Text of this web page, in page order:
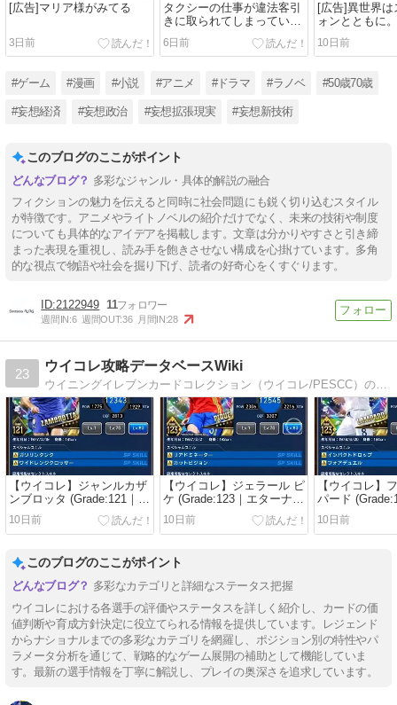
[広告]マリア様がみてる
3日前
タクシーの仕事が違法客引
きに取られてしまっている
ことに対する対策案
6日前
[広告]異世界は
ォンとともに。
10日前
#ゲーム #漫画 #小説 #アニメ #ドラマ #ラノベ #50歳70歳
#妄想経済 #妄想政治 #妄想拡張現実 #妄想新技術
このブログのここがポイント
多彩なジャンル・具体的解説の融合
フィクションの魅力を伝えると同時に社会問題にも鋭く切り込むスタイル
が特徴です。アニメやライトノベルの紹介だけでなく、未来の技術や制度
についても具体的なアイデアを掲載します。文章は分かりやすさと引き締
まった表現を重視し、読み手を飽きさせない構成を心掛けています。多角
的な視点で物語や社会を掘り下げ、読者の好奇心をくすぐります。
2122949 11
週間IN:6 週間OUT:36 月間IN:28
23
ウイコレ攻略データベースWiki
ウイニングイレブンカードコレクション（ウイコレ/PESCC）の選手データ・スキル・グレード・タイプ別能力値をまとめた攻略データベースです。
【ウイコレ】ジャンルカザ
ンブロッタ (Grade:121｜エ
ターナル 2026)の選手評
価・ステータス分析詳細で
す
10日前
【ウイコレ】ジェラール ピ
ケ (Grade:123｜エターナル
2026)の選手評価・ステー
タス分析詳細です
10日前
【ウイコレ】
パード
ナル 2026)の
テータス分析
10日前
このブログのここがポイント
多彩なカテゴリと詳細なステータス把握
ウイコレにおける各選手の評価やステータスを詳しく紹介し、カードの価
値判断や育成方針決定に役立てられる情報を提供しています。レジェンド
からナショナルまでの多彩なカテゴリを網羅し、ポジション別の特性やパ
ラメータ分析を通じて、戦略的なゲーム展開の補助として機能していま
す。最新の選手情報を丁寧に解説し、プレイの奥深さを追求しています。